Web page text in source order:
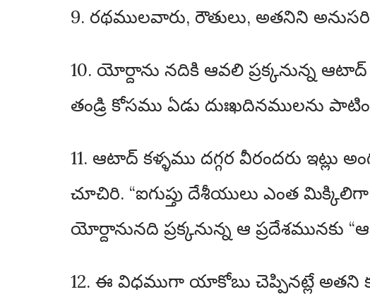
9. రథములవారు, రౌతులు, అతనిని
10. యోర్దాను నదికి ఆవలి ప్రక్కనున్న ఆటాద్
తండ్రి కోసము ఏడు దుఃఖదినములను
11. ఆటాద్ కళ్ళము దగ్గర వీరందరు
చూచిరి. “ఐగుప్తు దేశీయులు ఎంత
యోర్దానునది ప్రక్కనున్న ఆ ప్రదేశమునకు
12. ఈ విధముగా యాకోబు చెప్పినట్లే అతని